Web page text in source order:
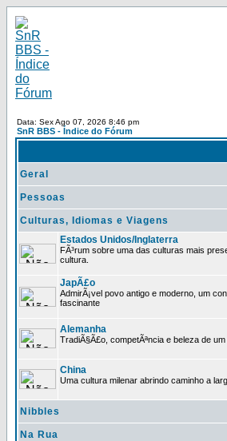
Data: Sex Ago 07, 2026 8:46 pm
SnR BBS - Índice do Fórum
Geral
Pessoas
Culturas, Idiomas e Viagens
Estados Unidos/Inglaterra
FÃ³rum sobre uma das culturas mais
cultura.
JapÃ£o
AdmirÃ¡vel povo antigo e moderno, um
fascinante
Alemanha
TradiÃ§Ã£o, competÃªncia e beleza de
China
Uma cultura milenar abrindo caminho a
Nibbles
Na Rua